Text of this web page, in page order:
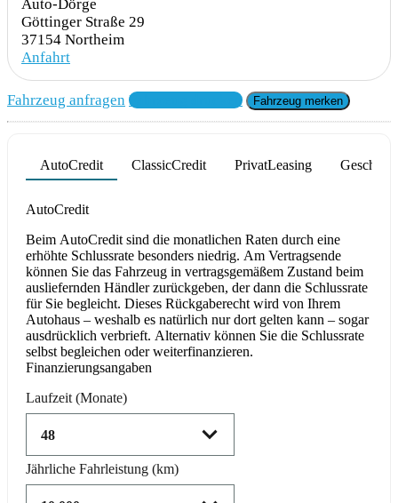
Auto-Dörge
Göttinger Straße 29
37154 Northeim
Anfahrt
Fahrzeug anfragen Fahrzeug drucken Fahrzeug merken
AutoCredit ClassicCredit PrivatLeasing
AutoCredit
Beim AutoCredit sind die monatlichen Raten durch eine
erhöhte Schlussrate besonders niedrig. Am Vertragsende
können Sie das Fahrzeug in vertragsgemäßem Zustand beim
ausliefernden Händler zurückgeben, der dann die Schlussrate
für Sie begleicht. Dieses Rückgaberecht wird von Ihrem
Autohaus – weshalb es natürlich nur dort gelten kann – sogar
ausdrücklich verbrieft. Alternativ können Sie die Schlussrate
selbst begleichen oder weiterfinanzieren.
Finanzierungsangaben
Laufzeit (Monate)
Jährliche Fahrleistung (km)